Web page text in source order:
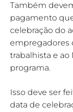
Também
pagamento
celebração do
empregadores
trabalhista e ao
programa.
Isso deve ser
data de